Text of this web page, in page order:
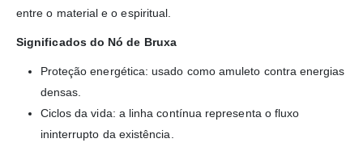
entre o material e o espiritual.
Significados do Nó de Bruxa
Proteção energética: usado como amuleto contra energias
densas.
Ciclos da vida: a linha contínua representa o fluxo
ininterrupto da existência.